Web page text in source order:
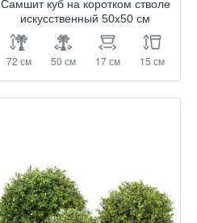
Самшит куб на коротком стволе
искусственный 50x50 см
72 см 50 см 17 см 15 см